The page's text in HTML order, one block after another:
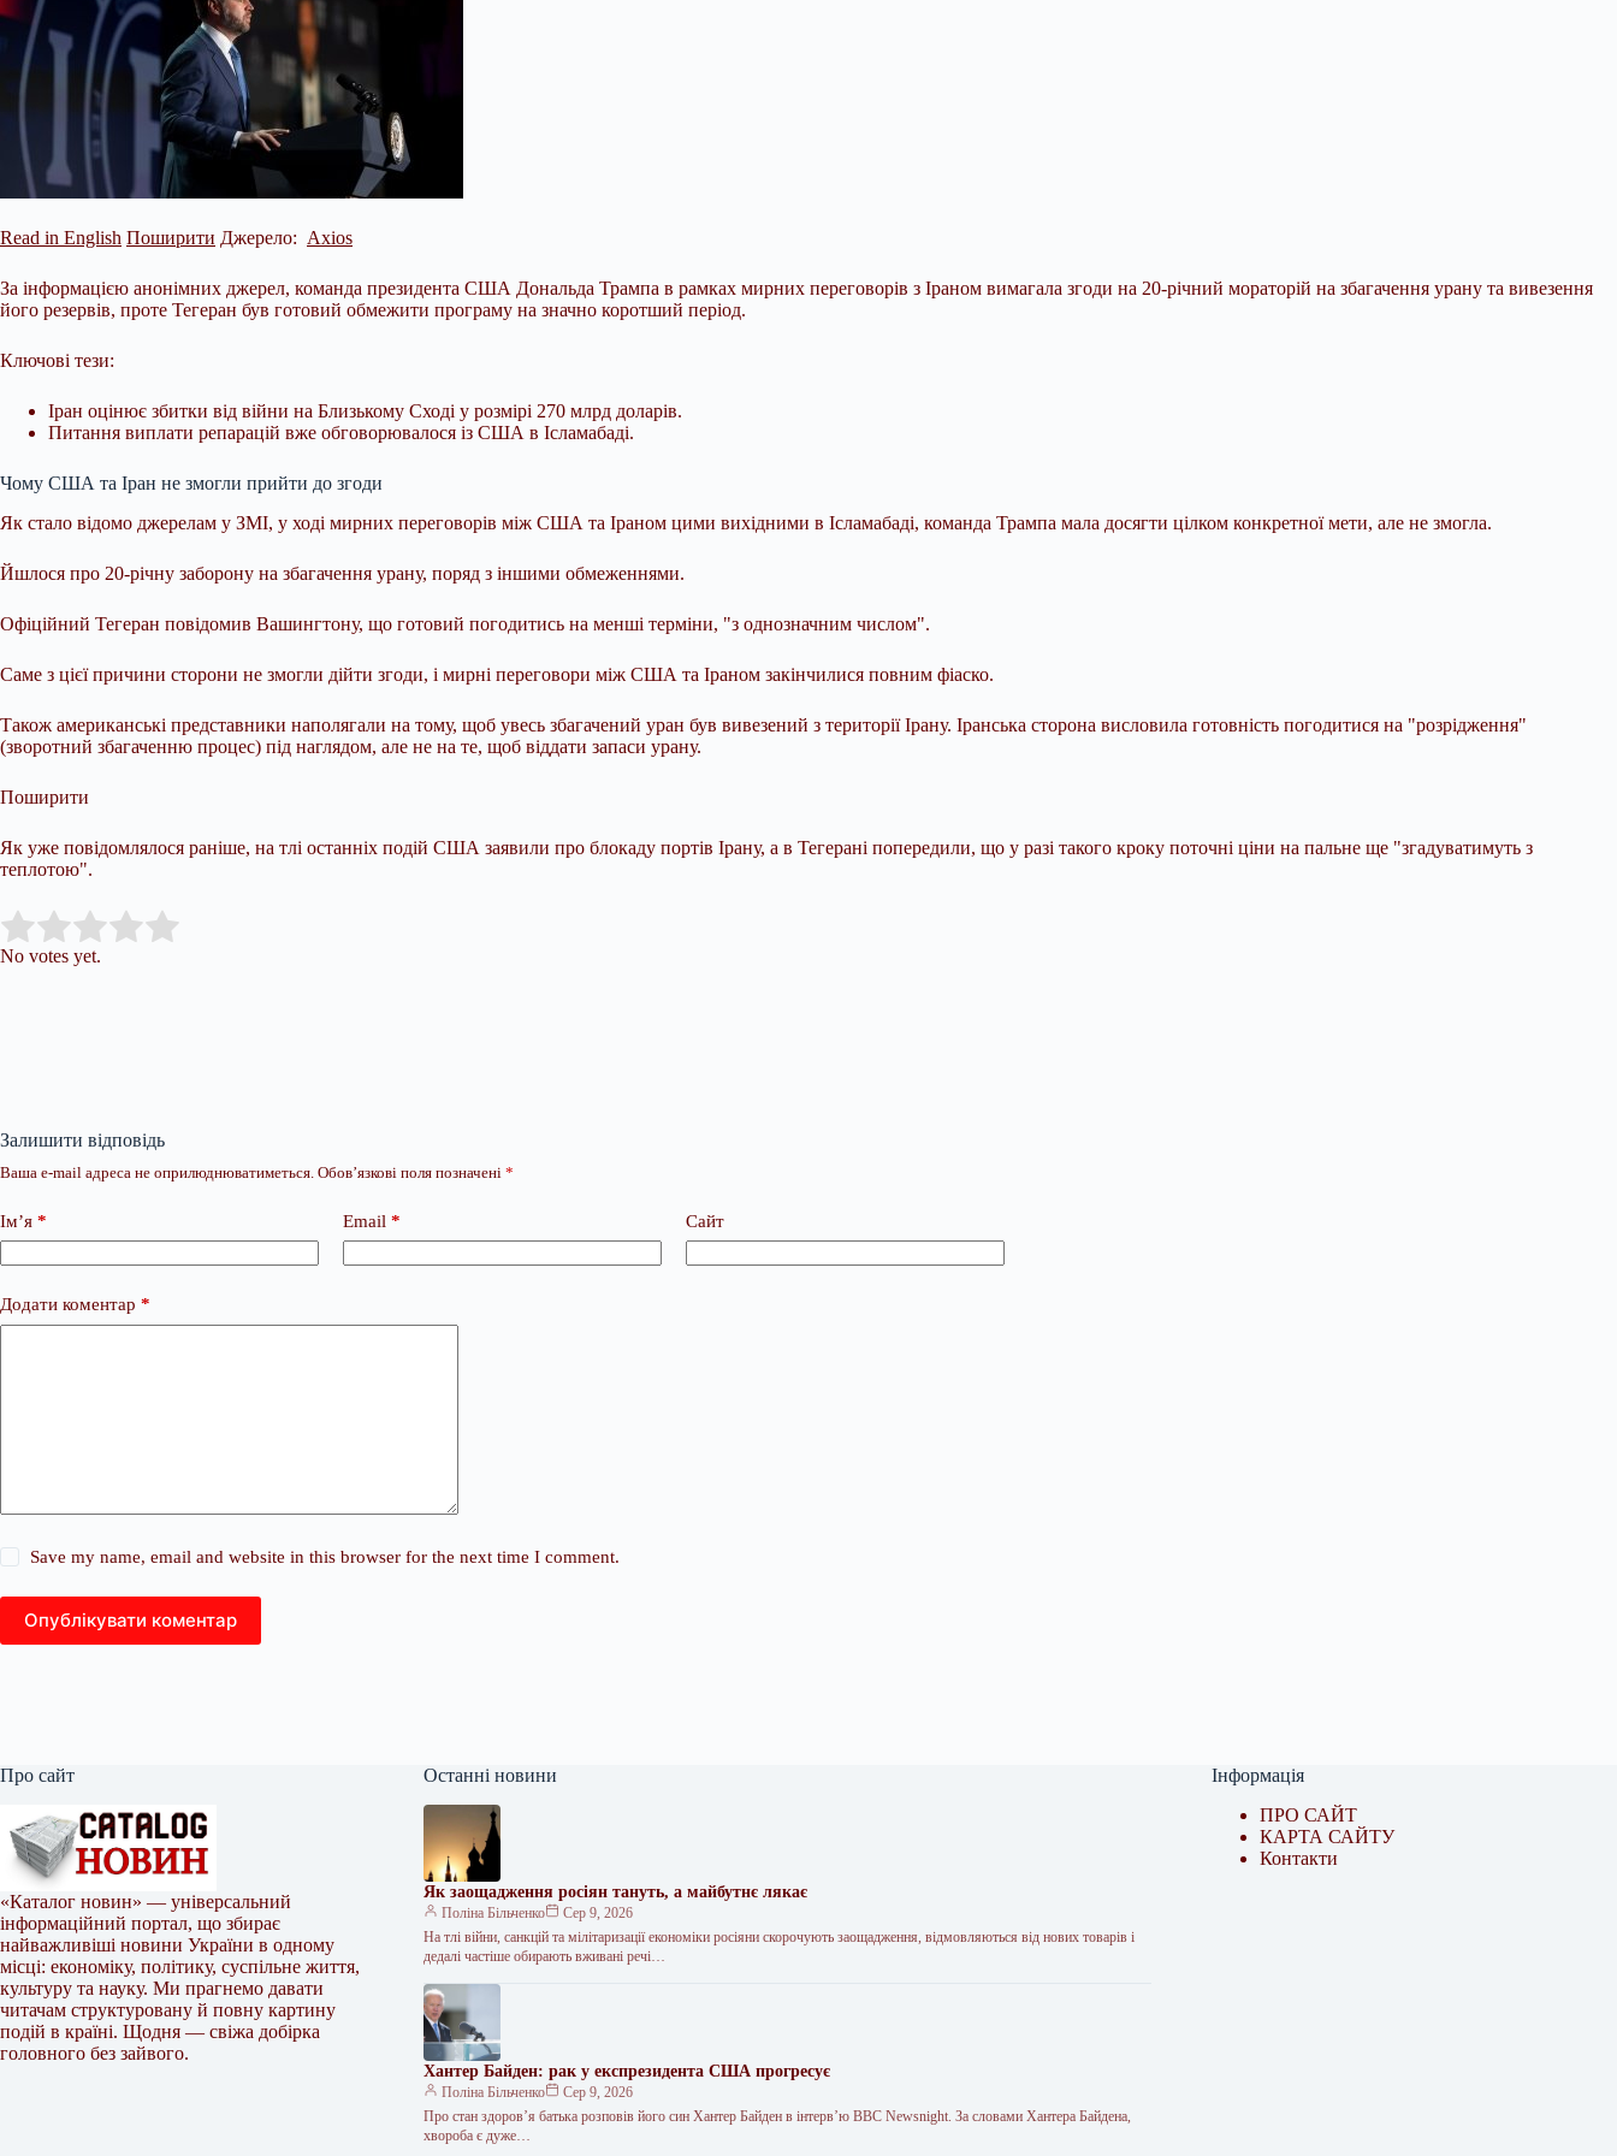
Read in English Поширити Джерело: Axios
За інформацією анонімних джерел, команда президента США Дональда Трампа в рамках мирних переговорів з Іраном вимагала згоди на 20-річний мораторій на збагачення урану та вивезення
його резервів, проте Тегеран був готовий обмежити програму на значно коротший період.
Ключові тези:
Іран оцінює збитки від війни на Близькому Сході у розмірі 270 млрд доларів.
Питання виплати репарацій вже обговорювалося із США в Ісламабаді.
Чому США та Іран не змогли прийти до згоди
Як стало відомо джерелам у ЗМІ, у ході мирних переговорів між США та Іраном цими вихідними в Ісламабаді, команда Трампа мала досягти цілком конкретної мети, але не змогла.
Йшлося про 20-річну заборону на збагачення урану, поряд з іншими обмеженнями.
Офіційний Тегеран повідомив Вашингтону, що готовий погодитись на менші терміни, "з однозначним числом".
Саме з цієї причини сторони не змогли дійти згоди, і мирні переговори між США та Іраном закінчилися повним фіаско.
Також американські представники наполягали на тому, щоб увесь збагачений уран був вивезений з території Ірану. Іранська сторона висловила готовність погодитися на "розрідження"
(зворотний збагаченню процес) під наглядом, але не на те, щоб віддати запаси урану.
Поширити
Як уже повідомлялося раніше, на тлі останніх подій США заявили про блокаду портів Ірану, а в Тегерані попередили, що у разі такого кроку поточні ціни на пальне ще "згадуватимуть з
теплотою".
Rate this item:
No votes yet.
Залишити відповідь
Ваша e-mail адреса не оприлюднюватиметься. Обов’язкові поля позначені *
Ім’я * Email * Сайт
Додати коментар *
Save my name, email and website in this browser for the next time I comment.
Опублікувати коментар
Про сайт
«Каталог новин» — універсальний
інформаційний портал, що збирає
найважливіші новини України в одному
місці: економіку, політику, суспільне життя,
культуру та науку. Ми прагнемо давати
читачам структуровану й повну картину
подій в країні. Щодня — свіжа добірка
головного без зайвого.
Останні новини
Як заощадження росіян тануть, а майбутнє лякає
Поліна Більченко
Сер 9, 2026
На тлі війни, санкцій та мілітаризації економіки росіяни скорочують заощадження, відмовляються від нових товарів і
дедалі частіше обирають вживані речі…
Хантер Байден: рак у експрезидента США прогресує
Поліна Більченко
Сер 9, 2026
Про стан здоров’я батька розповів його син Хантер Байден в інтерв’ю BBC Newsnight. За словами Хантера Байдена,
хвороба є дуже…
Інформація
ПРО САЙТ
КАРТА САЙТУ
Контакти